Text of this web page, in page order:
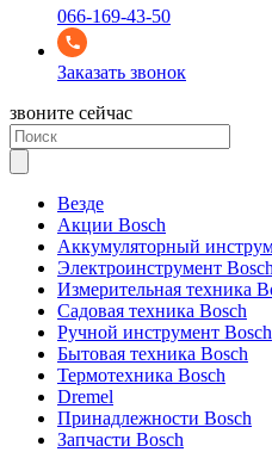
066-169-43-50
Заказать звонок
звоните сейчас
Везде
Акции Bosch
Аккумуляторный
Электроинструмент Bosch
Измерительная техника
Садовая техника Bosch
Ручной инструмент Bosch
Бытовая техника Bosch
Термотехника Bosch
Dremel
Принадлежности Bosch
Запчасти Bosch